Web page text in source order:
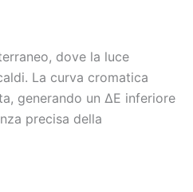
dove la luce
La curva cromatica
generando un ΔE inferiore
precisa della